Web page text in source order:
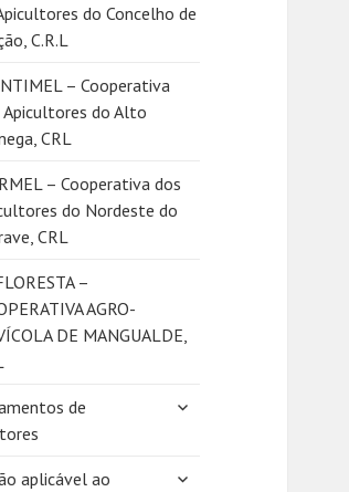
do Concelho de
C.R.L
– Cooperativa
Apicultores do Alto
CRL
– Cooperativa dos
do Nordeste do
CRL
–
AGRO-
DE MANGUALDE,
de
expandir
aplicável ao
expandir